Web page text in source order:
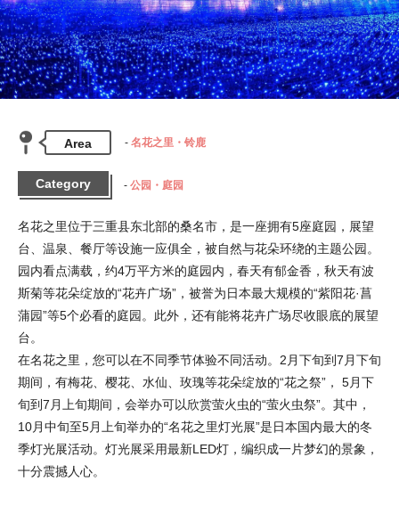
Area 名花之里・铃鹿
Category 公园・庭园
名花之里位于三重县东北部的桑名市，是一座拥有5座庭园，展望
台、温泉、餐厅等设施一应俱全，被自然与花朵环绕的主题公园。
园内看点满载，约4万平方米的庭园内，春天有郁金香，秋天有波
斯菊等花朵绽放的“花卉广场”，被誉为日本最大规模的“紫阳花·菖
蒲园”等5个必看的庭园。此外，还有能将花卉广场尽收眼底的展望
台。
在名花之里，您可以在不同季节体验不同活动。2月下旬到7月下旬
期间，有梅花、樱花、水仙、玫瑰等花朵绽放的“花之祭”， 5月下
旬到7月上旬期间，会举办可以欣赏萤火虫的“萤火虫祭”。其中，
10月中旬至5月上旬举办的“名花之里灯光展”是日本国内最大的冬
季灯光展活动。灯光展采用最新LED灯，编织成一片梦幻的景象，
十分震撼人心。